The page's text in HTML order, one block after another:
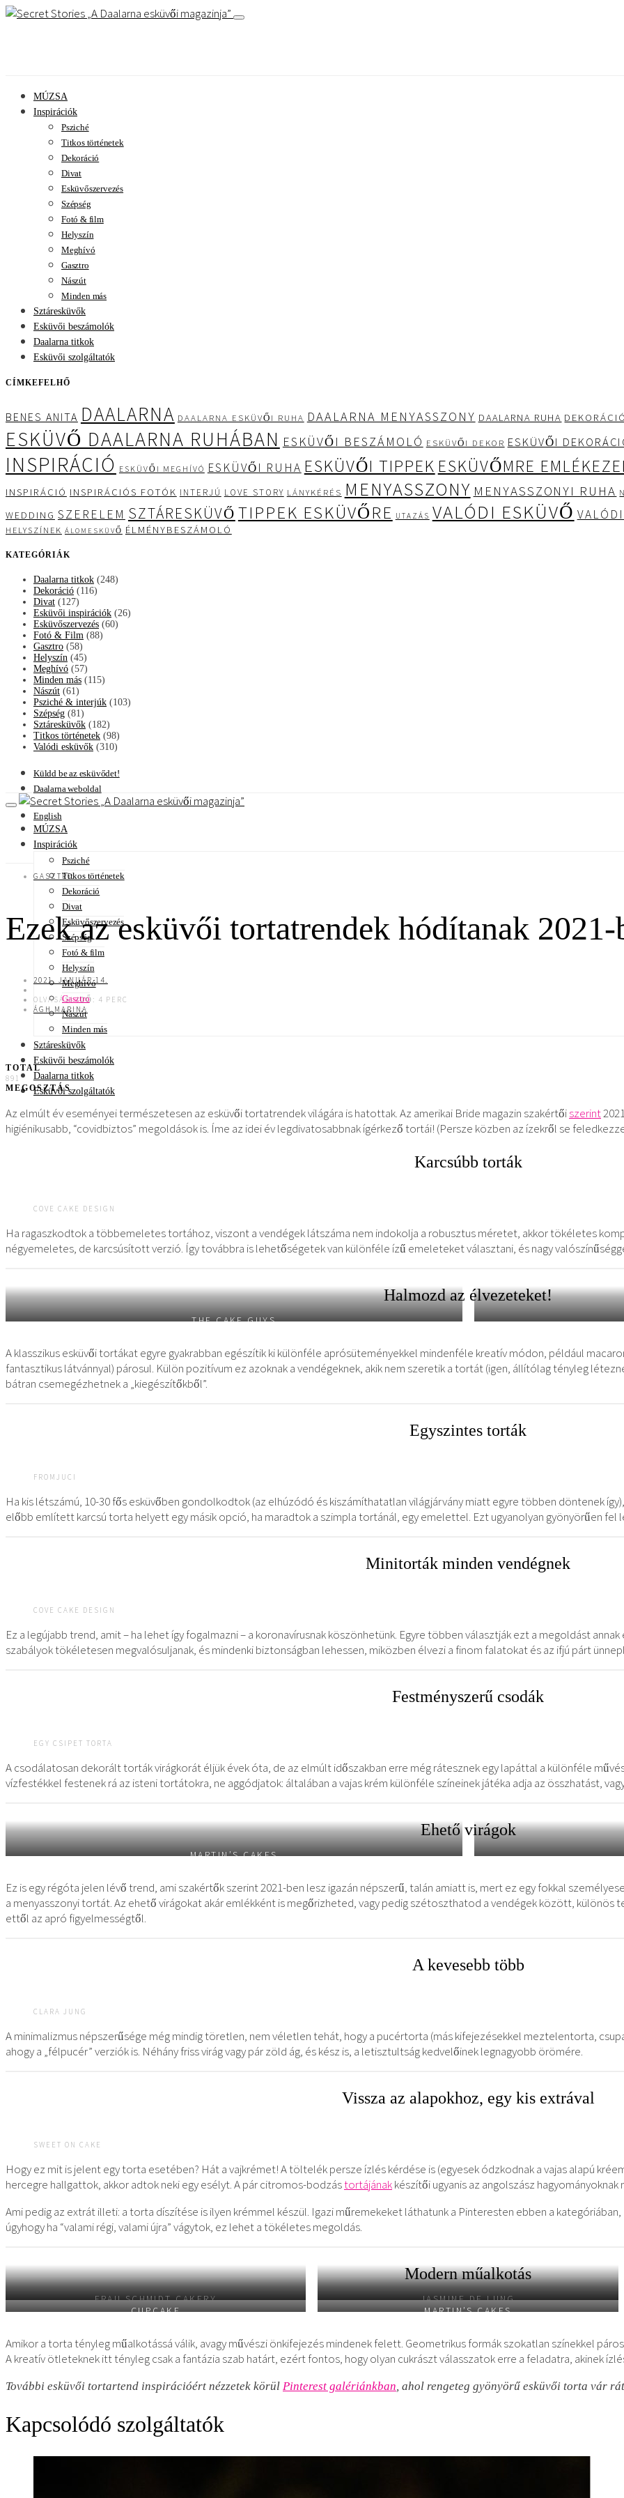
A Daalarna esküvői magazinja
MÚZSA
Inspirációk
Psziché
Titkos történetek
Dekoráció
Divat
Esküvőszervezés
Szépség
Fotó & film
Helyszín
Meghívó
Gasztro
Nászút
Minden más
Sztáresküvők
Esküvői beszámolók
Daalarna titkok
Esküvői szolgáltatók
CÍMKEFELHŐ
BENES ANITA DAALARNA DAALARNA ESKÜVŐI RUHA DAALARNA MENYASSZONY DAALARNA RUHA
ESKÜVŐ DAALARNA RUHÁBAN ESKÜVŐI BESZÁMOLÓ ESKÜVŐI DEKOR ESKÜVŐI
INSPIRÁCIÓ ESKÜVŐI MEGHÍVÓ ESKÜVŐI RUHA ESKÜVŐI TIPPEK ESKÜVŐMRE
INSPIRÁCIÓ INSPIRÁCIÓS FOTÓK INTERJÚ LOVE STORY LÁNYKÉRÉS MENYASSZONY MENYASSZONYI RUHA
WEDDING SZERELEM SZTÁRESKÜVŐ TIPPEK ESKÜVŐRE UTAZÁS VALÓDI ESKÜVŐ
HELYSZÍNEK ÁLOMESKÜVŐ ÉLMÉNYBESZÁMOLÓ
KATEGÓRIÁK
Daalarna titkok (248)
Dekoráció (116)
Divat (127)
Esküvői inspirációk (26)
Esküvőszervezés (60)
Fotó & Film (88)
Gasztro (58)
Helyszín (45)
Meghívó (57)
Minden más (115)
Nászút (61)
Psziché & interjúk (103)
Szépség (81)
Sztáresküvők (182)
Titkos történetek (98)
Valódi esküvők (310)
Küldd be az esküvődet!
Daalarna weboldal
English
A Daalarna esküvői magazinja
MÚZSA
Inspirációk
Psziché
Titkos történetek
Dekoráció
Divat
Esküvőszervezés
Szépség
Fotó & film
Helyszín
Meghívó
Gasztro
Nászút
Minden más
Sztáresküvők
Esküvői beszámolók
Daalarna titkok
Esküvői szolgáltatók
GASZTRO
Ezek az esküvői tortatrendek hódítanak 2021-
2021. JANUÁR 14.
OLVASÁSI IDŐ: 4 PERC
ÁGH MARINA
FROMJUCI
TOTAL
891
MEGOSZTÁS
Az elmúlt év eseményei természetesen az esküvői tortatrendek világára is hatottak. Az amerikai Bride magazin szakértőiszerint
higiénikusabb, “covidbiztos” megoldások is. Íme az idei év legdivatosabbnak ígérkező tortái! (Persze közben az ízekről se
Karcsúbb torták
COVE CAKE DESIGN
Ha ragaszkodtok a többemeletes tortához, viszont a vendégek látszáma nem indokolja a robusztus méretet, akkor tökéletes
négyemeletes, de karcsúsított verzió. Így továbbra is lehetőségetek van különféle ízű emeleteket választani, és nagy
Halmozd az élvezeteket!
THE CAKE GUYS
A klasszikus esküvői tortákat egyre gyakrabban egészítik ki különféle aprósüteményekkel mindenféle kreatív módon, például
fantasztikus látvánnyal) párosul. Külön pozitívum ez azoknak a vendégeknek, akik nem szeretik a tortát (igen, állítólag tényleg
bátran csemegézhetnek a „kiegészítőkből”.
Egyszintes torták
FROMJUCI
Ha kis létszámú, 10-30 fős esküvőben gondolkodtok (az elhúzódó és kiszámíthatatlan világjárvány miatt egyre többen döntenek
előbb említett karcsú torta helyett egy másik opció, ha maradtok a szimpla tortánál, egy emelettel. Ezt ugyanolyan gyönyörűen
Minitorták minden vendégnek
COVE CAKE DESIGN
Ez a legújabb trend, amit – ha lehet így fogalmazni – a koronavírusnak köszönhetünk. Egyre többen választják ezt a megoldást
szabályok tökéletesen megvalósuljanak, és mindenki biztonságban lehessen, miközben élvezi a finom falatokat és az ifjú párt
Festményszerű csodák
EGY CSIPET TORTA
A csodálatosan dekorált torták virágkorát éljük évek óta, de az elmúlt időszakban erre még rátesznek egy lapáttal a különféle
vízfestékkel festenek rá az isteni tortátokra, ne aggódjatok: általában a vajas krém különféle színeinek játéka adja az összhatást,
Ehető virágok
MARTIN’S CAKES
Ez is egy régóta jelen lévő trend, ami szakértők szerint 2021-ben lesz igazán népszerű, talán amiatt is, mert ez egy fokkal
a menyasszonyi tortát. Az ehető virágokat akár emlékként is megőrizheted, vagy pedig szétoszthatod a vendégek között,
ettől az apró figyelmességtől.
A kevesebb több
CLARA JUNG
A minimalizmus népszerűsége még mindig töretlen, nem véletlen tehát, hogy a pucértorta (más kifejezésekkel meztelentorta,
ahogy a „félpucér” verziók is. Néhány friss virág vagy pár zöld ág, és kész is, a letisztultság kedvelőinek legnagyobb örömére.
Vissza az alapokhoz, egy kis extrával
SWEET ON CAKE
Hogy ez mit is jelent egy torta esetében? Hát a vajkrémet! A töltelék persze ízlés kérdése is (egyesek ódzkodnak a vajas alapú
hercegre hallgattok, akkor adtok neki egy esélyt. A pár citromos-bodzástortájánakkészítői ugyanis az angolszász
Ami pedig az extrát illeti: a torta díszítése is ilyen krémmel készül. Igazi műremekeket láthatunk a Pinteresten ebben a
úgyhogy ha “valami régi, valami újra” vágytok, ez lehet a tökéletes megoldás.
Modern műalkotás
FRAU SCHMIDT CAKERY
JASMINE DE LUNG
CUPCAKE
MARTIN’S CAKES
Amikor a torta tényleg műalkotássá válik, avagy művészi önkifejezés mindenek felett. Geometrikus formák szokatlan színekkel
A kreatív ötleteknek itt tényleg csak a fantázia szab határt, ezért fontos, hogy olyan cukrászt válasszatok erre a feladatra, akinek
További esküvői tortartend inspirációért nézzetek körül Pinterest galériánkban , ahol rengeteg gyönyörű esküvői torta vár
Kapcsolódó szolgáltatók